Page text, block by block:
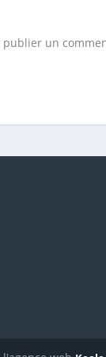
publier un